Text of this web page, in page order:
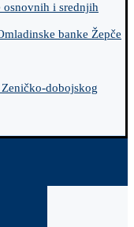
osnovnih i srednjih
banke Žepče
dobojskog